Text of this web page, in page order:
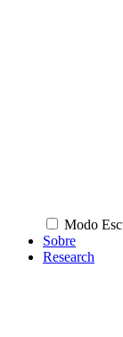
Modo
Sobre
Research